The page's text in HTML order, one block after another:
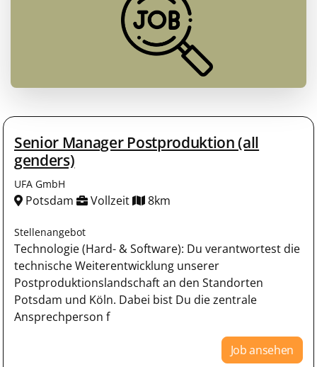
Senior Manager Postproduktion (all
genders)
UFA GmbH
Potsdam Vollzeit 8km
Stellenangebot
Technologie (Hard- & Software): Du verantwortest die
technische Weiterentwicklung unserer
Postproduktionslandschaft an den Standorten
Potsdam und Köln. Dabei bist Du die zentrale
Ansprechperson f
Job ansehen